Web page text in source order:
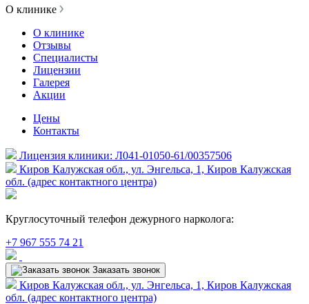
О клинике
О клинике
Отзывы
Специалисты
Лицензии
Галерея
Акции
Цены
Контакты
Лицензия клиники: Л041-01050-61/00357506
Киров Калужская обл., ул. Энгельса, 1, Киров Калужская
обл. (адрес контактного центра)
Круглосуточный телефон дежурного нарколога:
+7 967 555 74 21
Заказать звонок
Киров Калужская обл., ул. Энгельса, 1, Киров Калужская
обл. (адрес контактного центра)